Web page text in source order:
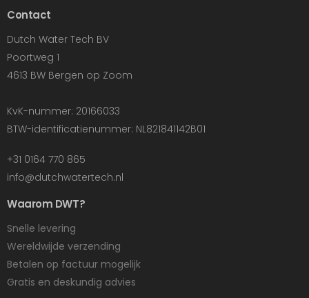
Contact
Dutch Water Tech BV
Poortweg 1
4613 BW Bergen op Zoom
KvK-nummer: 20166033
BTW-identificatienummer: NL821841142B01
+31 0164 770 865
info@dutchwatertech.nl
Waarom DWT?
Snelle levering
Wereldwijde verzending
Betalen op factuur mogelijk
Gratis en deskundig advies